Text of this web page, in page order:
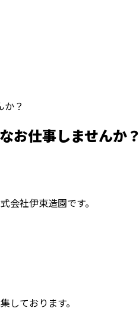
か？
お仕事しませんか？
会社伊東造園です。
しております。